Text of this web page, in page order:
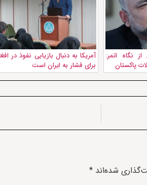
نگاه اتمر:
پاکستان
آمریکا به دنبال بازیابی نفوذ در
برای فشار به ایران است
شده‌اند *